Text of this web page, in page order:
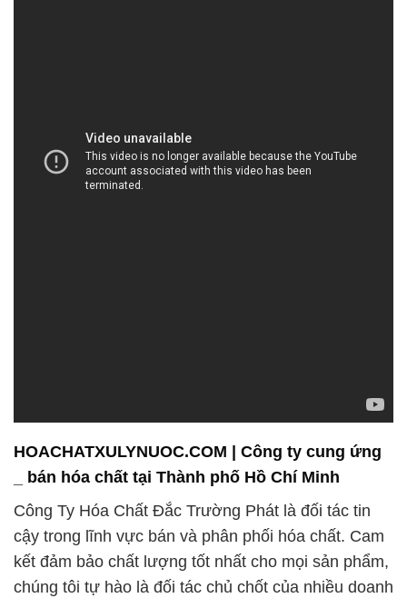
HOACHATXULYNUOC.COM | Công ty cung ứng
_ bán hóa chất tại Thành phố Hồ Chí Minh
Công Ty Hóa Chất Đắc Trường Phát là đối tác tin
cậy trong lĩnh vực bán và phân phối hóa chất. Cam
kết đảm bảo chất lượng tốt nhất cho mọi sản phẩm,
chúng tôi tự hào là đối tác chủ chốt của nhiều doanh